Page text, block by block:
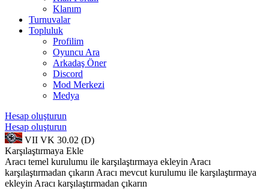
Klanım
Turnuvalar
Topluluk
Profilim
Oyuncu Ara
Arkadaş Öner
Discord
Mod Merkezi
Medya
Hesap oluşturun
Hesap oluşturun
VII VK 30.02 (D)
Karşılaştırmaya Ekle
Aracı temel kurulumu ile karşılaştırmaya ekleyin Aracı
karşılaştırmadan çıkarın Aracı mevcut kurulumu ile karşılaştırmaya
ekleyin Aracı karşılaştırmadan çıkarın